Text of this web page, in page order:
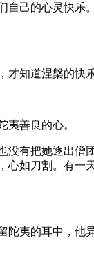
己的心灵快乐
知道涅槃的快
善良的心。
有把她逐出僧
心如刀割。有一
夷的耳中，他